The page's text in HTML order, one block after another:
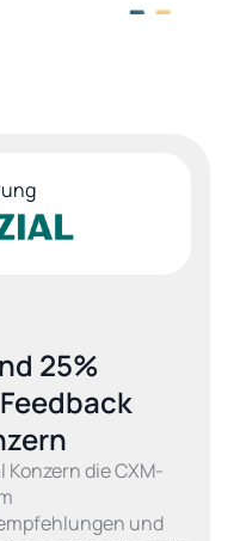
25%
die CXM-
und